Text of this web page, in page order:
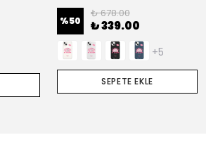
%50
₺ 678.00
₺ 339.00
+5
SEPETE EKLE